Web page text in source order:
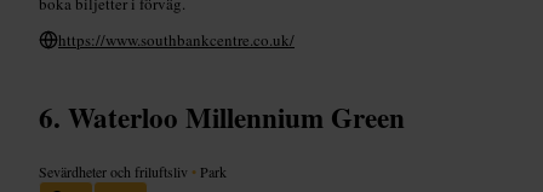
https://www.southbankcentre.co.uk/
Waterloo Millennium Green
Sevärdheter och friluftsliv • Park